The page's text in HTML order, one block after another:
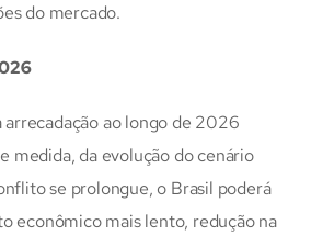
do mercado.
ao longo de 2026
medida, da evolução do cenário
se prolongue, o Brasil poderá
econômico mais lento, redução na